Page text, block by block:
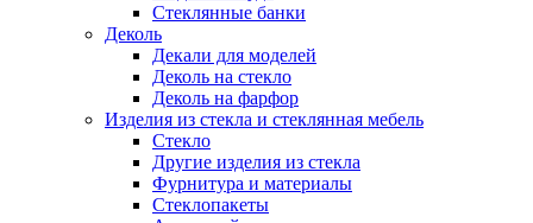
Стеклянные банки
Деколь
Декали для моделей
Деколь на стекло
Деколь на фарфор
Изделия из стекла и стеклянная мебель
Стекло
Другие изделия из стекла
Фурнитура и материалы
Стеклопакеты